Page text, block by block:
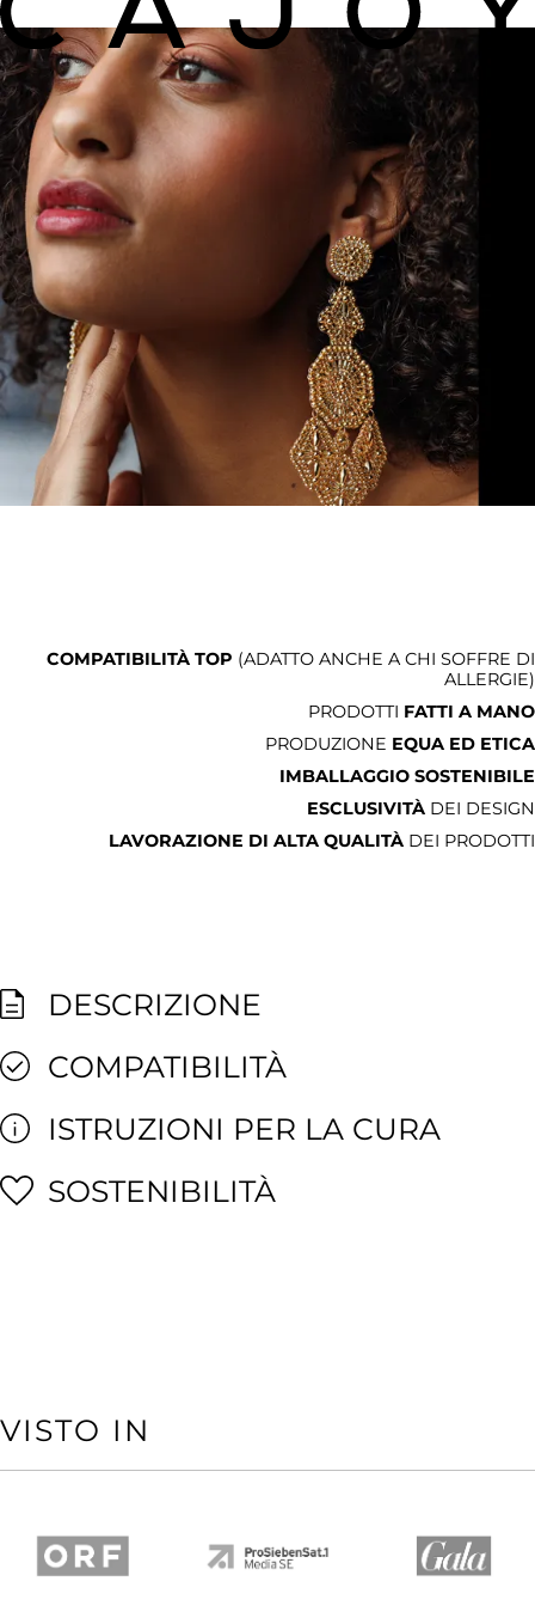
COMPATIBILITÀ TOP (ADATTO ANCHE A CHI SOFFRE DI
ALLERGIE)
PRODOTTI FATTI A MANO
PRODUZIONE EQUA ED ETICA
IMBALLAGGIO SOSTENIBILE
ESCLUSIVITÀ DEI DESIGN
LAVORAZIONE DI ALTA QUALITÀ DEI PRODOTTI
DESCRIZIONE
COMPATIBILITÀ
ISTRUZIONI PER LA CURA
SOSTENIBILITÀ
VISTO IN